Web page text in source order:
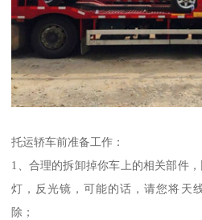
托运轿车前准备工作：
1、合理的拆卸掉你车上的相关部件
灯，反光镜，可能的话，请您将天
除；